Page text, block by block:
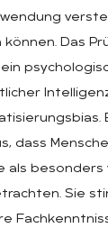
können. Das
dass
als besonders
Sie